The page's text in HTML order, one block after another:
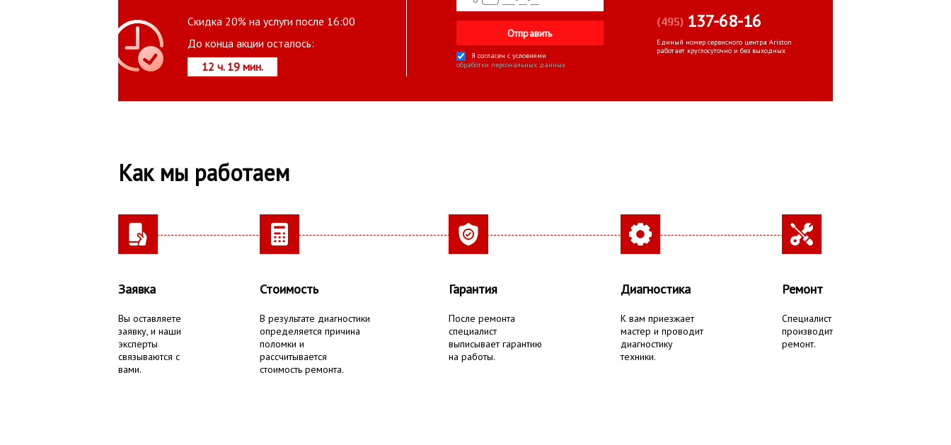
Скидка 20% на услуги после 16:00
До конца акции осталось:
12 ч. 19 мин.
Я согласен с условиями
обработки персональных данных
(495) 137-68-16
Единый номер сервисного центра Ariston
работает круглосуточно и без выходных
Как мы работаем
Заявка
Вы оставляете
заявку, и наши
эксперты
связываются с
вами.
Стоимость
В результате диагностики
определяется причина
поломки и
рассчитывается
стоимость ремонта.
Гарантия
После ремонта
специалист
выписывает гарантию
на работы.
Диагностика
К вам приезжает
мастер и проводит
диагностику
техники.
Ремонт
Специалист
производит
ремонт.